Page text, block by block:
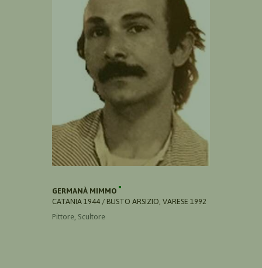
GERMANÀ MIMMO
CATANIA 1944 / BUSTO ARSIZIO, VARESE 1992
Pittore, Scultore